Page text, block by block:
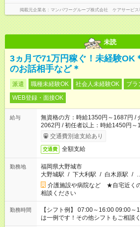
掲載元企業名 マンパワーグループ株式会社 ケアサービ
未読
3ヵ月で71万円稼ぐ！未経験OK
のお話相手など＊
派遣 職種未経験OK 社会人未経験OK
ブラ
WEB登録・面接OK
給与
無資格の方：時給1350円～1687円 /
2062円 / 初任者以上：時給1450円～
交通費別途支給あり
交通費 全額支給
勤務地
福岡県大野城市
大野城駅 / 下大利駅 / 白木原駅 /
介護施設や病院など ★自宅近く
相談ください
勤務時間
【シフト例】 07:00～16:00 09:00～
は一例です！その他シフトもご相談